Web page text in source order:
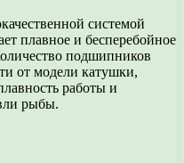
системой
плавное и бесперебойное
подшипников
от модели катушки,
работы и
рыбы.